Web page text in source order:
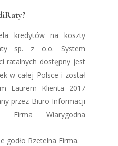
kredytów na koszty
sp. z o.o. System
ratalnych dostępny jest
w całej Polsce i został
Laurem Klienta 2017
przez Biuro Informacji
Firma Wiarygodna
godło Rzetelna Firma.